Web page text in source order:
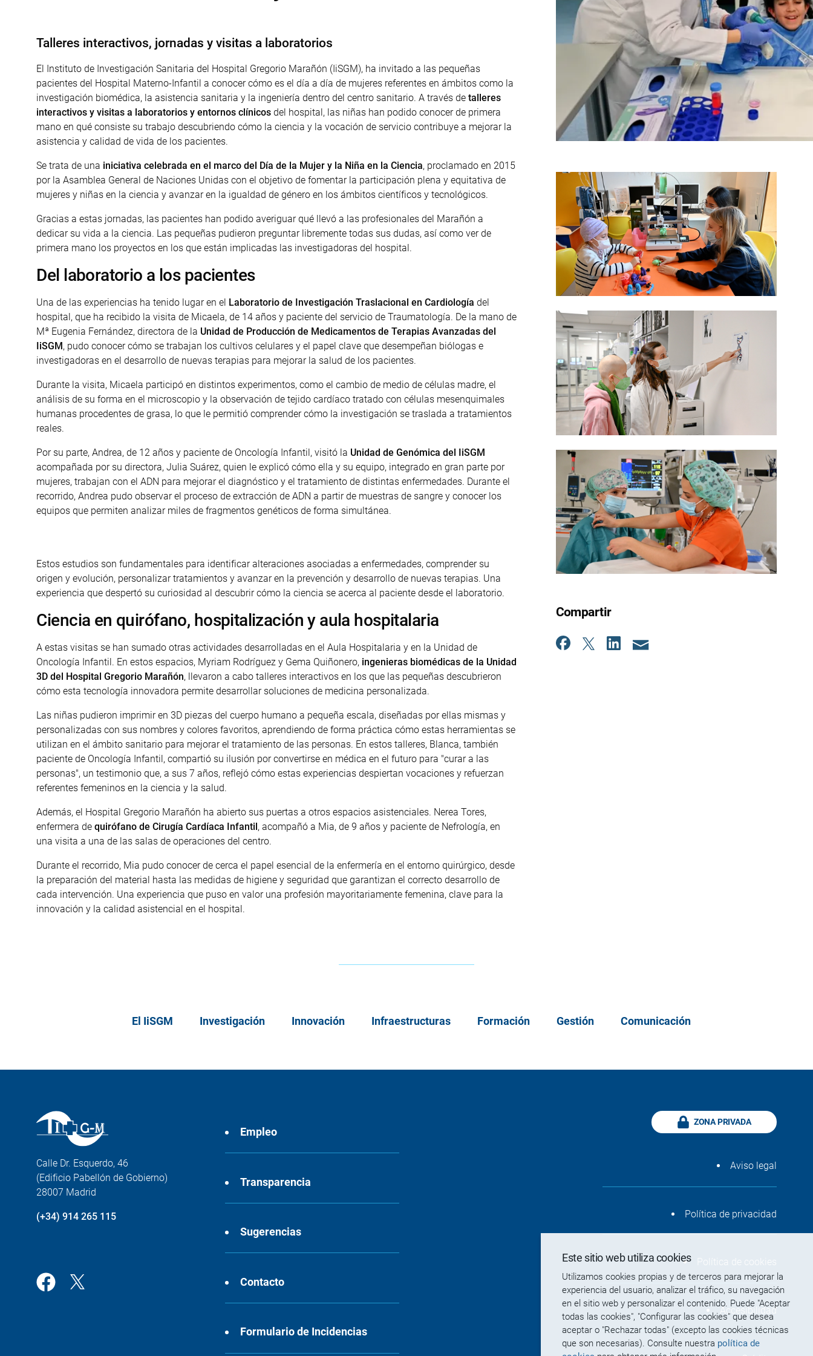
Talleres interactivos, jornadas y visitas a laboratorios
El Instituto de Investigación Sanitaria del Hospital Gregorio Marañón (IiSGM), ha invitado a las pequeñas
pacientes del Hospital Materno-Infantil a conocer cómo es el día a día de mujeres referentes en ámbitos como la
investigación biomédica, la asistencia sanitaria y la ingeniería dentro del centro sanitario. A través detalleres
interactivos y visitas a laboratorios y entornos clínicos del hospital, las niñas han podido conocer de primera
mano en qué consiste su trabajo descubriendo cómo la ciencia y la vocación de servicio contribuye a mejorar la
asistencia y calidad de vida de los pacientes.
Se trata de una iniciativa celebrada en el marco del Día de la Mujer y la Niña en la Ciencia, proclamado en 2015
por la Asamblea General de Naciones Unidas con el objetivo de fomentar la participación plena y equitativa de
mujeres y niñas en la ciencia y avanzar en la igualdad de género en los ámbitos científicos y tecnológicos.
Gracias a estas jornadas, las pacientes han podido averiguar qué llevó a las profesionales del Marañón a
dedicar su vida a la ciencia. Las pequeñas pudieron preguntar libremente todas sus dudas, así como ver de
primera mano los proyectos en los que están implicadas las investigadoras del hospital.
Del laboratorio a los pacientes
Una de las experiencias ha tenido lugar en el Laboratorio de Investigación Traslacional en Cardiología del
hospital, que ha recibido la visita de Micaela, de 14 años y paciente del servicio de Traumatología. De la mano de
Mª Eugenia Fernández, directora de la Unidad de Producción de Medicamentos de Terapias Avanzadas del
IiSGM, pudo conocer cómo se trabajan los cultivos celulares y el papel clave que desempeñan biólogas e
investigadoras en el desarrollo de nuevas terapias para mejorar la salud de los pacientes.
Durante la visita, Micaela participó en distintos experimentos, como el cambio de medio de células madre, el
análisis de su forma en el microscopio y la observación de tejido cardíaco tratado con células mesenquimales
humanas procedentes de grasa, lo que le permitió comprender cómo la investigación se traslada a tratamientos
reales.
Por su parte, Andrea, de 12 años y paciente de Oncología Infantil, visitó la Unidad de Genómica del IiSGM
acompañada por su directora, Julia Suárez, quien le explicó cómo ella y su equipo, integrado en gran parte por
mujeres, trabajan con el ADN para mejorar el diagnóstico y el tratamiento de distintas enfermedades. Durante el
recorrido, Andrea pudo observar el proceso de extracción de ADN a partir de muestras de sangre y conocer los
equipos que permiten analizar miles de fragmentos genéticos de forma simultánea.
Estos estudios son fundamentales para identificar alteraciones asociadas a enfermedades, comprender su
origen y evolución, personalizar tratamientos y avanzar en la prevención y desarrollo de nuevas terapias. Una
experiencia que despertó su curiosidad al descubrir cómo la ciencia se acerca al paciente desde el laboratorio.
Ciencia en quirófano, hospitalización y aula hospitalaria
A estas visitas se han sumado otras actividades desarrolladas en el Aula Hospitalaria y en la Unidad de
Oncología Infantil. En estos espacios, Myriam Rodríguez y Gema Quiñonero, ingenieras biomédicas de la Unidad
3D del Hospital Gregorio Marañón, llevaron a cabo talleres interactivos en los que las pequeñas descubrieron
cómo esta tecnología innovadora permite desarrollar soluciones de medicina personalizada.
Las niñas pudieron imprimir en 3D piezas del cuerpo humano a pequeña escala, diseñadas por ellas mismas y
personalizadas con sus nombres y colores favoritos, aprendiendo de forma práctica cómo estas herramientas se
utilizan en el ámbito sanitario para mejorar el tratamiento de las personas. En estos talleres, Blanca, también
paciente de Oncología Infantil, compartió su ilusión por convertirse en médica en el futuro para "curar a las
personas", un testimonio que, a sus 7 años, reflejó cómo estas experiencias despiertan vocaciones y refuerzan
referentes femeninos en la ciencia y la salud.
Además, el Hospital Gregorio Marañón ha abierto sus puertas a otros espacios asistenciales. Nerea Tores,
enfermera dequirófano de Cirugía Cardíaca Infantil, acompañó a Mia, de 9 años y paciente de Nefrología, en
una visita a una de las salas de operaciones del centro.
Durante el recorrido, Mia pudo conocer de cerca el papel esencial de la enfermería en el entorno quirúrgico, desde
la preparación del material hasta las medidas de higiene y seguridad que garantizan el correcto desarrollo de
cada intervención. Una experiencia que puso en valor una profesión mayoritariamente femenina, clave para la
innovación y la calidad asistencial en el hospital.
Compartir
El IiSGM Investigación Innovación Infraestructuras Formación Gestión Comunicación
Calle Dr. Esquerdo, 46
(Edificio Pabellón de Gobierno)
28007 Madrid
(+34) 914 265 115
Empleo
Transparencia
Sugerencias
Contacto
Formulario de Incidencias
ZONA PRIVADA
Aviso legal
Política de privacidad
Política de cookies
Accesibilidad
Este sitio web utiliza cookies
Utilizamos cookies propias y de terceros para mejorar la
experiencia del usuario, analizar el tráfico, su navegación
en el sitio web y personalizar el contenido. Puede "Aceptar
todas las cookies", "Configurar las cookies" que desea
aceptar o "Rechazar todas" (excepto las cookies técnicas
que son necesarias). Consulte nuestra política de